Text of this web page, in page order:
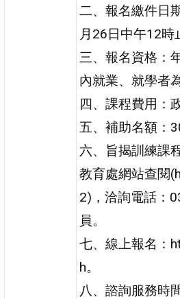
二、報名繳件日
月26日中午12時
三、報名資格：
內就業、就學者
四、課程費用：
五、補助名額：
六、旨揭訓練課
教育處網站查閱
2)，洽詢電話：
員。
七、線上報名：
h。
八、諮詢服務時